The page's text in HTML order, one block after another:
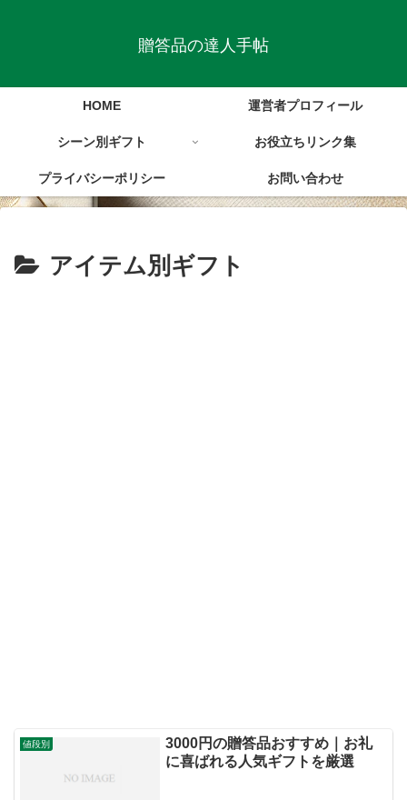
贈答品の達人手帖
HOME 運営者プロフィール
シーン別ギフト お役立ちリンク集
プライバシーポリシー お問い合わせ
アイテム別ギフト
値段別
3000円の贈答品おすすめ｜お礼
に喜ばれる人気ギフトを厳選